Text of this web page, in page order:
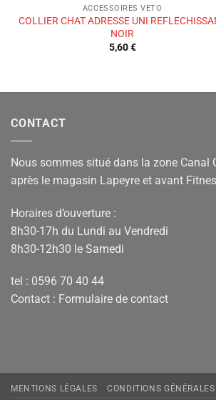
ACCESSOIRES VETO
COLLIER CHAT ADRESSE UNI
NOIR
5,60€
CONTACT
Nous sommes situé dans la zone Canal
après le magasin Lapeyre et avant
Horaires d’ouverture :
8h30-17h du Lundi au Vendredi
8h30-12h30 le Samedi
tel : 0596 70 40 44
Contact : Formulaire de contact
MENTIONS LÉGALES CONDITIONS